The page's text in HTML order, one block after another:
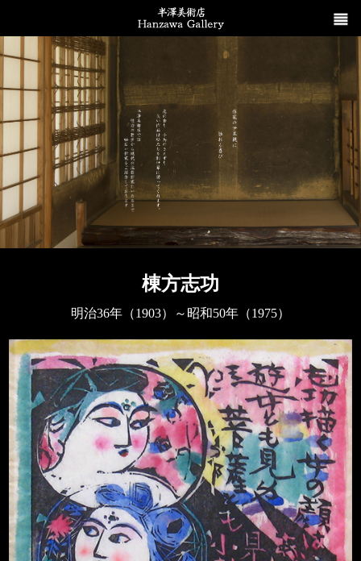
棟方志功
明治36年（1903）～昭和50年（1975）